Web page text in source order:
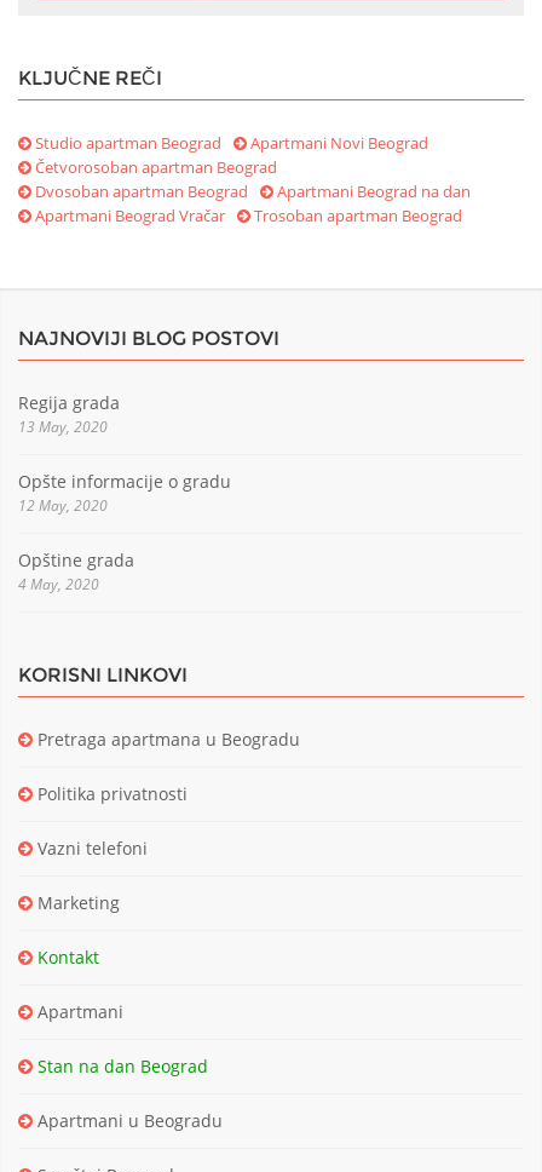
KLJUČNE REČI
Studio apartman Beograd
Apartmani Novi Beograd
Četvorosoban apartman Beograd
Dvosoban apartman Beograd
Apartmani Beograd na dan
Apartmani Beograd Vračar
Trosoban apartman Beograd
NAJNOVIJI BLOG POSTOVI
Regija grada
13 May, 2020
Opšte informacije o gradu
12 May, 2020
Opštine grada
4 May, 2020
KORISNI LINKOVI
Pretraga apartmana u Beogradu
Politika privatnosti
Vazni telefoni
Marketing
Kontakt
Apartmani
Stan na dan Beograd
Apartmani u Beogradu